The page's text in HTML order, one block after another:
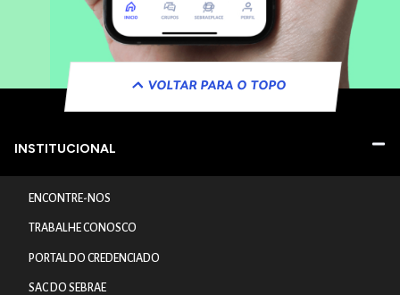
VOLTAR PARA O TOPO
INSTITUCIONAL
ENCONTRE-NOS
TRABALHE CONOSCO
PORTAL DO CREDENCIADO
SAC DO SEBRAE